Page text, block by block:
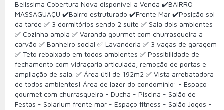
Belissima Cobertura Nova disponível a Venda ✔️BAIRRO
MASSAGUAÇU ✔️Bairro estruturado ✔️Frente Mar ✔️Posição sol
da tarde ✅ 3 dormitórios sendo 2 suíte ✅ Sala dois ambientes
✅️ Cozinha ampla ✅ Varanda gourmet com churrasqueira a
carvão ✅ Banheiro social ✅ Lavanderia ✅️ 3 vagas de garagem
✅ Teto rebaixado em todos ambientes ✅ Possibilidade de
fechamento com vidraçaria articulada, remoção de portas e
ampliação de sala. ✅ Área útil de 192m2 ✅ Vista arrebatadora
de todos ambientes! Área de lazer do condomínio: - Espaço
gourmet com churrasqueira - Ducha - ⁠Piscina - Salão de
Festas - Solarium frente mar - ⁠Espaço fitness - ⁠Salão Jogos -